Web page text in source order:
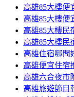
高雄85大樓便
高雄85大樓便
高雄85大樓民
高雄85大樓民
高雄住宿哪間
高雄便宜住宿
高雄六合夜市
高雄旅遊節目